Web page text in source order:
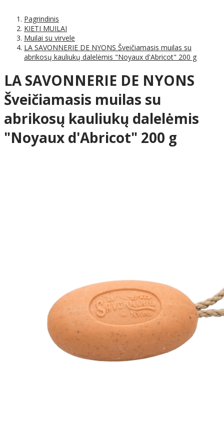
Pagrindinis
KIETI MUILAI
Muilai su virvele
LA SAVONNERIE DE NYONS Šveičiamasis muilas su
abrikosų kauliukų dalelėmis "Noyaux d'Abricot" 200 g
LA SAVONNERIE DE NYONS
Šveičiamasis muilas su
abrikosų kauliukų dalelėmis
"Noyaux d'Abricot" 200 g